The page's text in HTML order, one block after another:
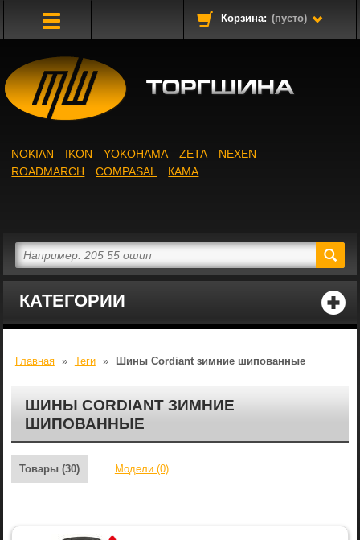
Корзина: (пусто)
КАТЕГОРИИ
NOKIAN IKON YOKOHAMA ZETA
NEXEN
ROADMARCH
COMPASAL КАМА
Главная » Теги » Шины Cordiant зимние шипованные
ШИНЫ CORDIANT ЗИМНИЕ
ШИПОВАННЫЕ
Товары (30) Модели (0)